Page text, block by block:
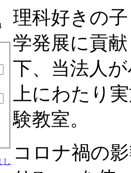
し
理科好きの
学発展に貢
下、当法人
上にわたり
験教室。
コロナ禍の